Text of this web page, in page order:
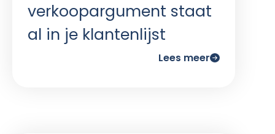
verkoopargument staat
al in je klantenlijst
Lees meer